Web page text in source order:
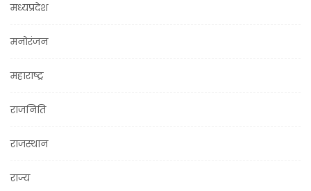
मध्यप्रदेश
मनोरंजन
महाराष्ट्र
राजनिति
राजस्थान
राज्य